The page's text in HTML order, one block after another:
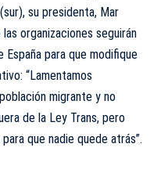
su presidenta, Mar
organizaciones seguirán
España para que modifique
“Lamentamos
migrante y no
de la Ley Trans, pero
que nadie quede atrás”.